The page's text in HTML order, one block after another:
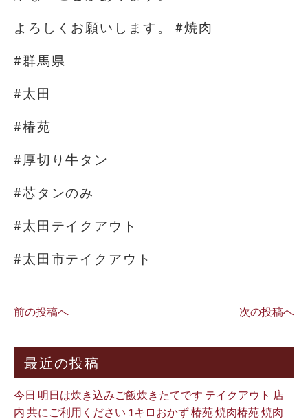
よろしくお願いします。 #焼肉
#群馬県
#太田
#椿苑
#厚切り牛タン
#芯タンのみ
#太田テイクアウト
#太田市テイクアウト
前の投稿へ 次の投稿へ
最近の投稿
今日 明日は炊き込みご飯炊きたてです テイクアウト 店
内 共にご利用ください 1キロおかず 椿苑 焼肉椿苑 焼肉